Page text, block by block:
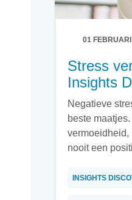
01
Stress
Insights
Negatieve
beste
vermoeidheid,
nooit een
INSIGHTS